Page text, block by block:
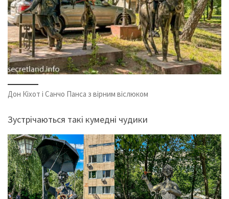
Дон Кіхот і Санчо Панса з вірним віслюком
Зустрічаються такі кумедні чудики